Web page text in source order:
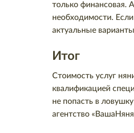
только финансовая.
необходимости.
актуальные
Итог
Стоимость услуг
квалификацией
не попасть в
агентство